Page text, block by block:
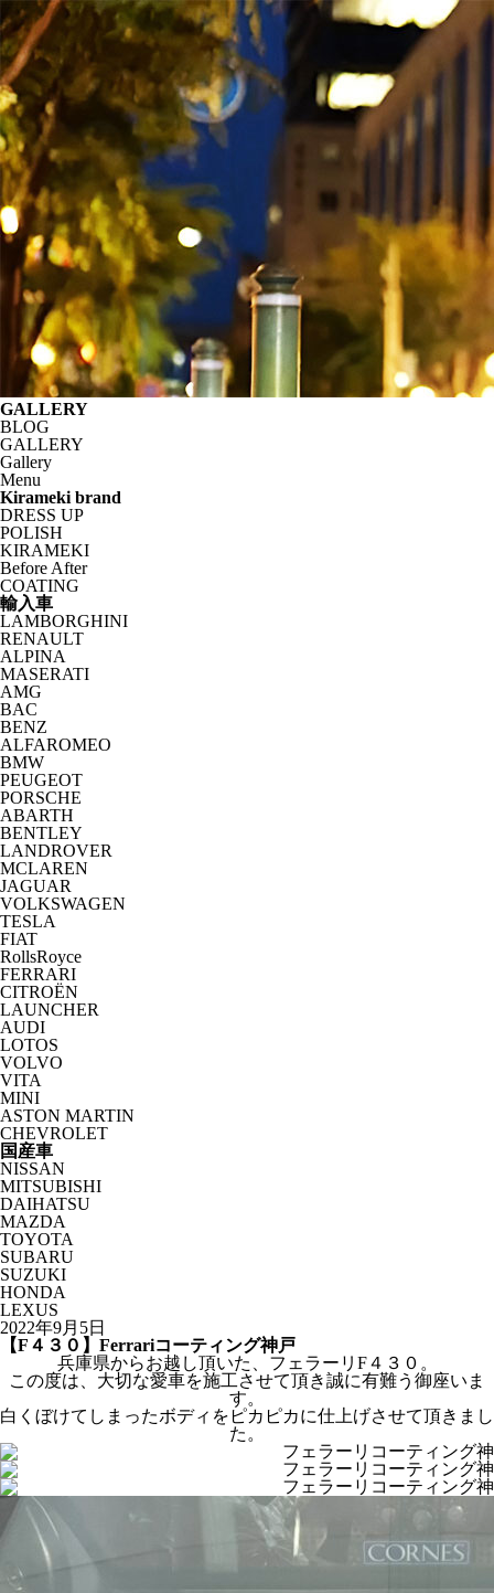
GALLERY
BLOG
GALLERY
Gallery
Menu
Kirameki brand
DRESS UP
POLISH
KIRAMEKI
Before After
COATING
輸入車
LAMBORGHINI
RENAULT
ALPINA
MASERATI
AMG
BAC
BENZ
ALFAROMEO
BMW
PEUGEOT
PORSCHE
ABARTH
BENTLEY
LANDROVER
MCLAREN
JAGUAR
VOLKSWAGEN
TESLA
FIAT
RollsRoyce
FERRARI
CITROËN
LAUNCHER
AUDI
LOTOS
VOLVO
VITA
MINI
ASTON MARTIN
CHEVROLET
国産車
NISSAN
MITSUBISHI
DAIHATSU
MAZDA
TOYOTA
SUBARU
SUZUKI
HONDA
LEXUS
2022年9月5日
【F４３０】Ferrariコーティング神戸
兵庫県からお越し頂いた、フェラーリF４３０。
この度は、大切な愛車を施工させて頂き誠に有難う御座いま
す。
白くぼけてしまったボディをピカピカに仕上げさせて頂きまし
た。